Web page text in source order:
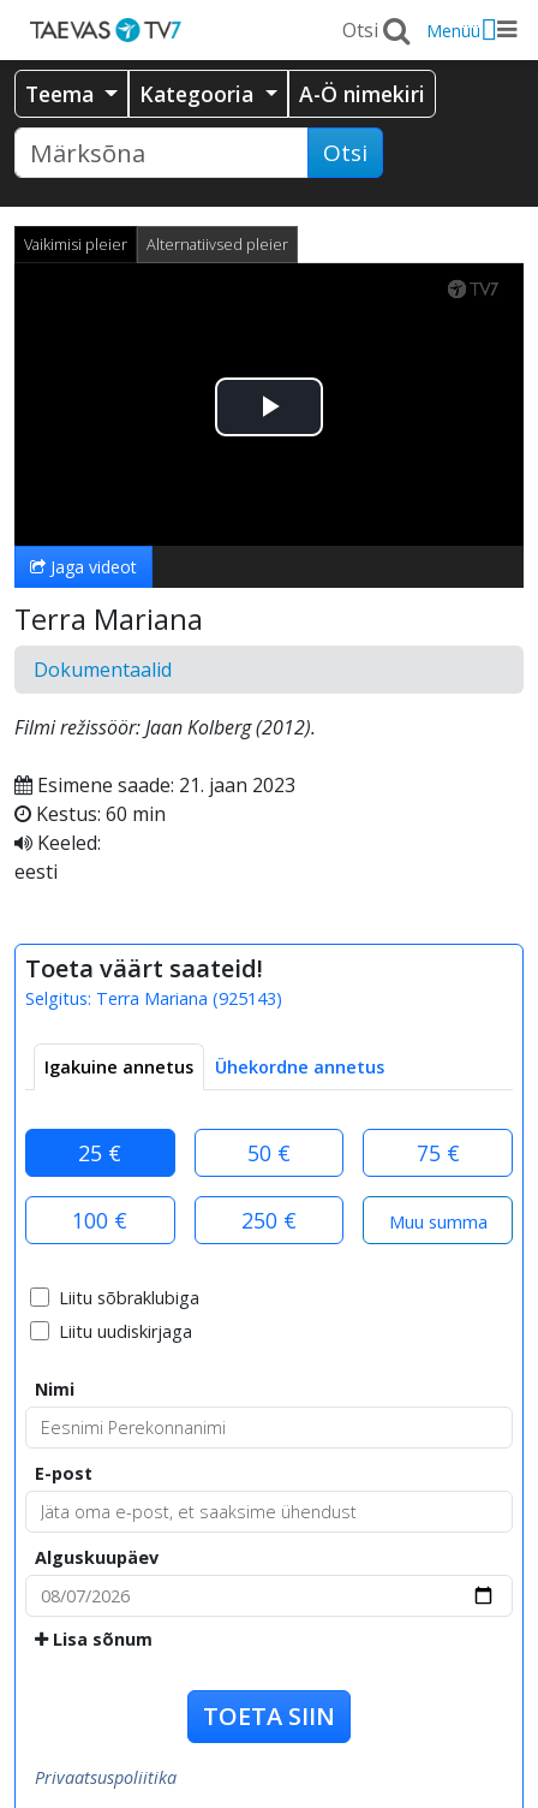
Menüü
Teema Kategooria A-Ö nimekiri
Otsi
Vaikimisi pleier Alternatiivsed pleier
Esita
Jaga videot
Terra Mariana
Dokumentaalid
Filmi režissöör: Jaan Kolberg (2012).
Esimene saade: 21. jaan 2023
Kestus: 60 min
Keeled:
eesti
Toeta väärt saateid!
Selgitus: Terra Mariana (925143)
Igakuine annetus Ühekordne annetus
25 € 50 € 75 €
100 € 250 €
Liitu sõbraklubiga
Liitu uudiskirjaga
Nimi
E-post
Alguskuupäev
Lisa sõnum
TOETA SIIN
Privaatsuspoliitika